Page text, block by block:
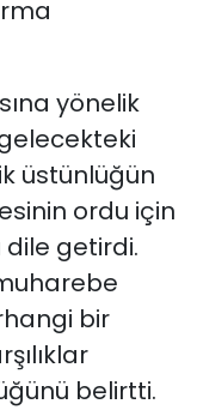
yönelik
üstünlüğün
ordu için
getirdi.
bir
belirtti.